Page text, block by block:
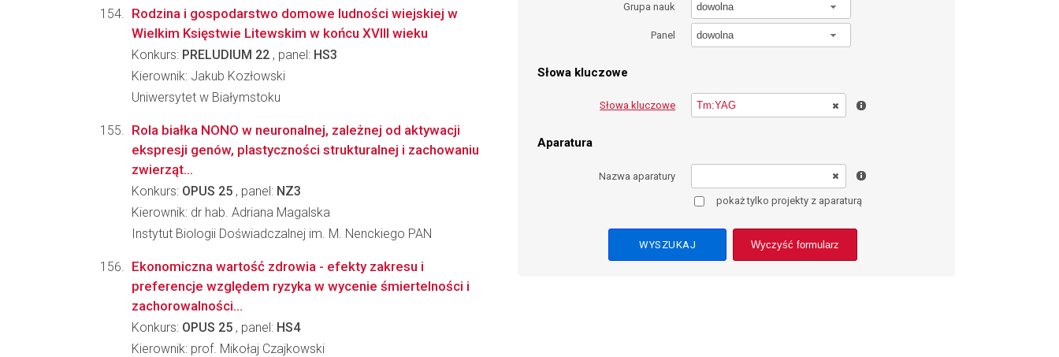
Grupa nauk dowolna
Panel dowolna
Słowa kluczowe
Słowa kluczowe
Aparatura
Nazwa aparatury
pokaż tylko projekty z aparaturą
Wyczyść formularz
Rodzina i gospodarstwo domowe ludności wiejskiej w
Wielkim Księstwie Litewskim w końcu XVIII wieku
Konkurs: PRELUDIUM 22 , panel: HS3
Kierownik: Jakub Kozłowski
Uniwersytet w Białymstoku
Rola białka NONO w neuronalnej, zależnej od aktywacji
ekspresji genów, plastyczności strukturalnej i zachowaniu
zwierząt...
Konkurs: OPUS 25 , panel: NZ3
Kierownik: dr hab. Adriana Magalska
Instytut Biologii Doświadczalnej im. M. Nenckiego PAN
Ekonomiczna wartość zdrowia - efekty zakresu i
preferencje względem ryzyka w wycenie śmiertelności i
zachorowalności...
Konkurs: OPUS 25 , panel: HS4
Kierownik: prof. Mikołaj Czajkowski